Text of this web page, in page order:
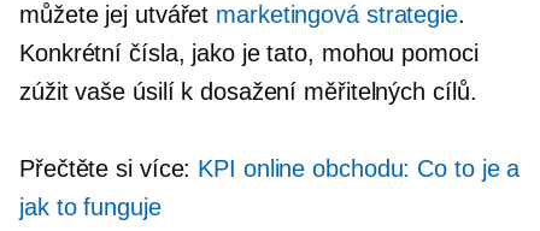
můžete jej utvářet marketingová strategie.
Konkrétní čísla, jako je tato, mohou pomoci
zúžit vaše úsilí k dosažení měřitelných cílů.
Přečtěte si více: KPI online obchodu: Co to je a
jak to funguje